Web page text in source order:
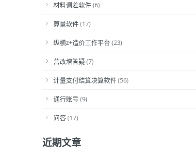
材料调差软件(6)
算量软件(17)
纵横z+造价工作平台 (23)
营改增答疑(7)
计量支付结算决算软件(56)
通行账号 (9)
问答(17)
近期文章